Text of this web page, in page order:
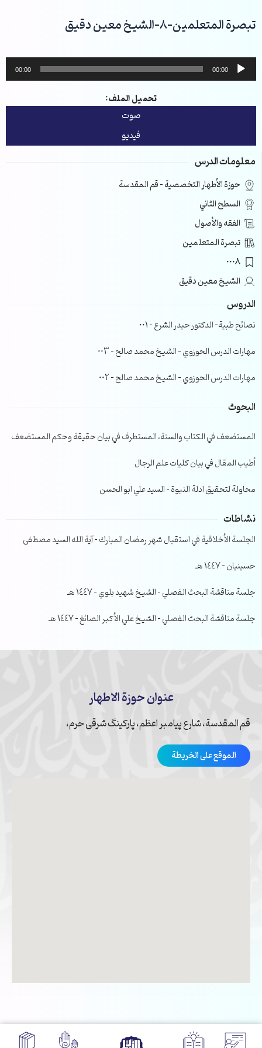
إلى
المحتوى
تبصرة المتعلمين-8-الشيخ معين دقيق
مشغل
الصوت
00:00
00:00
تحميل الملف:
صوت
فيديو
معلومات الدرس
حوزة الأطهار التخصصية – قم المقدسة
السطح الثاني
الفقه والأصول
تبصرة المتعلمين
0008
الشيخ معين دقيق
الدروس
نصائح طبية- الدكتور حيدر الشرع – 001
مهارات الدرس الحوزوي – الشيخ محمد صالح – 003
مهارات الدرس الحوزوي – الشيخ محمد صالح – 002
البحوث
المستضعف في الكتاب والسنة، المستطرف في بيان حقيقة وحكم المستضعف
أطيب المقال في بيان كليات علم الرجال
محاولة لتحقيق ادلة النبوة – السيد علي ابو الحسن
نشاطات
الجلسة الأخلاقية في استقبال شهر رمضان المبارك – آية الله السيد مصطفى
حسينيان – 1447 هـ
جلسة مناقشة البحث الفصلي – الشيخ شهيد بلوي – 1447 هـ
جلسة مناقشة البحث الفصلي – الشيخ علي الأكبر الصائغ – 1447 هـ
عنوان حوزة الاطهار
قم المقدسة، شارع پیامبر اعظم، پارکینگ شرقی حرم،
الموقع على الخريطة